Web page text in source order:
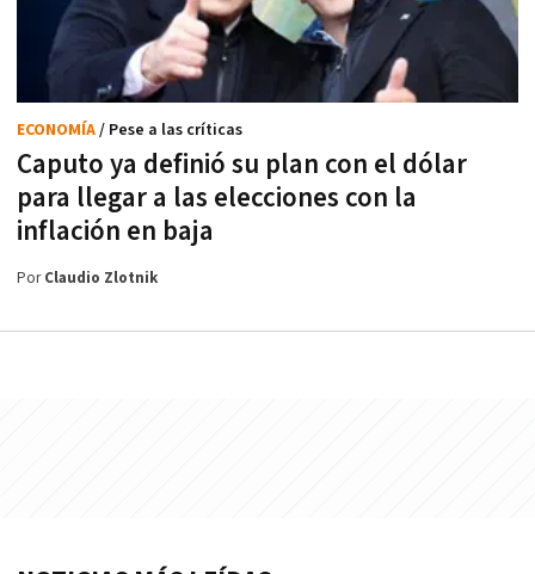
Caputo ya definió su plan con el dólar
para llegar a las elecciones con la
inflación en baja
ECONOMÍA/ Pese a las críticas
PorClaudio Zlotnik